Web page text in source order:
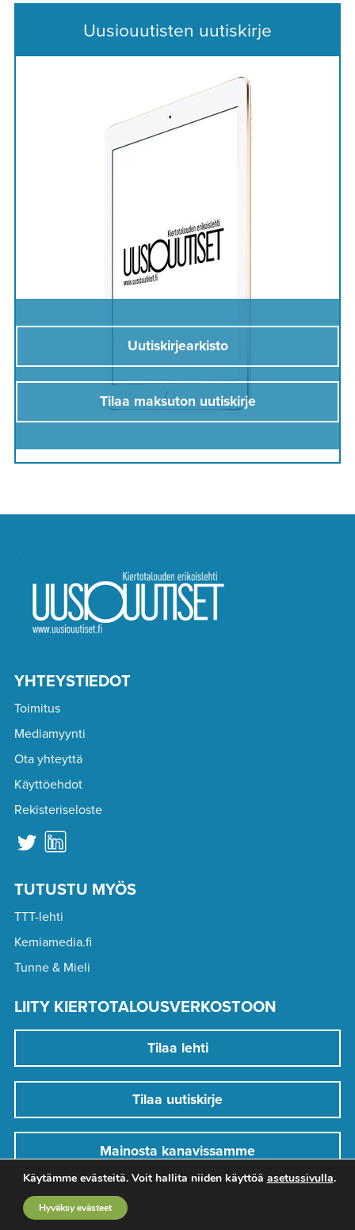
Uusiouutisten uutiskirje
Uutiskirjearkisto
Tilaa maksuton uutiskirje
YHTEYSTIEDOT
Toimitus
Mediamyynti
Ota yhteyttä
Käyttöehdot
Rekisteriseloste
TUTUSTU MYÖS
TTT-lehti
Kemiamedia.fi
Tunne & Mieli
LIITY KIERTOTALOUSVERKOSTOON
Tilaa lehti
Tilaa uutiskirje
Mainosta kanavissamme
Käytämme evästeitä. Voit hallita niiden käyttöä asetussivulla.
Hyväksy evästeet